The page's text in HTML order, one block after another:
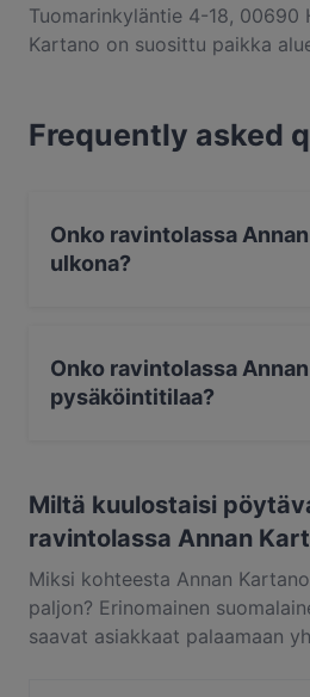
Tuomarinkyläntie 4-18, 00690
Kartano on suosittu paikka
Annan Kartano annoksiin ja
suomalainen ruoka
Frequently asked
Onko ravintolassa
ulkona?
Onko ravintolassa
pysäköintitilaa?
Miltä kuulostaisi
ravintolassa Annan
Miksi kohteesta Annan
paljon? Erinomainen
saavat asiakkaat palaamaan